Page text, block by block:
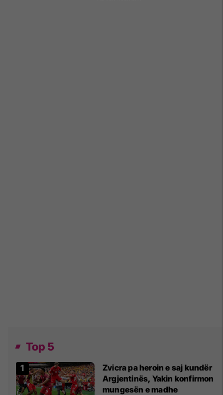
Top 5
Zvicra pa heroin e saj kundër
Argjentinës, Yakin konfirmon
mungesën e madhe